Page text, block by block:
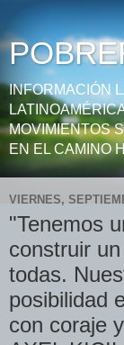
INFORMACIÓN
MOVIMIENTOS
EN EL CAMINO
VIERNES,
"Tenemos
construir
todas.
posibilidad
con coraje